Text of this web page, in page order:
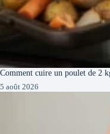
Comment cuire un poulet de 2
5 août 2026